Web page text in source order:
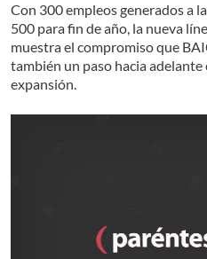
Con 300 empleos generados a
500 para fin de año, la nueva
muestra el compromiso que
también un paso hacia
expansión.